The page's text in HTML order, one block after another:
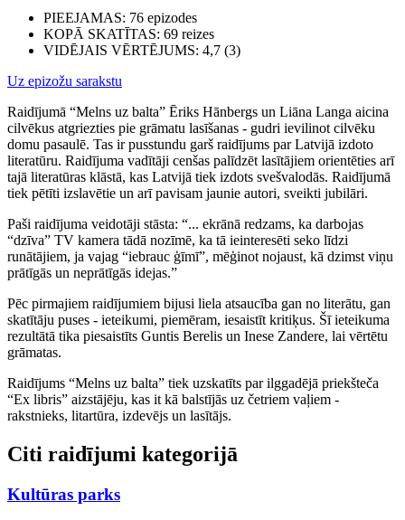
PIEEJAMAS: 76 epizodes
KOPĀ SKATĪTAS: 69 reizes
VIDĒJAIS VĒRTĒJUMS: 4,7 (3)
Uz epizožu sarakstu
Raidījumā “Melns uz balta” Ēriks Hānbergs un Liāna Langa aicina
cilvēkus atgriezties pie grāmatu lasīšanas - gudri ievilinot cilvēku
domu pasaulē. Tas ir pusstundu garš raidījums par Latvijā izdoto
literatūru. Raidījuma vadītāji cenšas palīdzēt lasītājiem orientēties arī
tajā literatūras klāstā, kas Latvijā tiek izdots svešvalodās. Raidījumā
tiek pētīti izslavētie un arī pavisam jaunie autori, sveikti jubilāri.
Paši raidījuma veidotāji stāsta: “... ekrānā redzams, ka darbojas
“dzīva” TV kamera tādā nozīmē, ka tā ieinteresēti seko līdzi
runātājiem, ja vajag “iebrauc ģīmī”, mēģinot nojaust, kā dzimst viņu
prātīgās un neprātīgās idejas.”
Pēc pirmajiem raidījumiem bijusi liela atsaucība gan no literātu, gan
skatītāju puses - ieteikumi, piemēram, iesaistīt kritiķus. Šī ieteikuma
rezultātā tika piesaistīts Guntis Berelis un Inese Zandere, lai vērtētu
grāmatas.
Raidījums “Melns uz balta” tiek uzskatīts par ilggadējā priekšteča
“Ex libris” aizstājēju, kas it kā balstījās uz četriem vaļiem -
rakstnieks, litartūra, izdevējs un lasītājs.
Citi raidījumi kategorijā
Kultūras parks